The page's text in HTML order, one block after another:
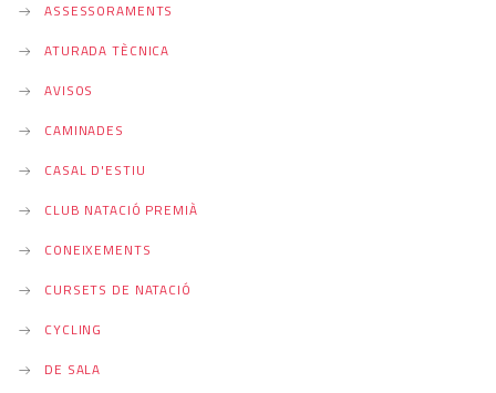
ASSESSORAMENTS
ATURADA TÈCNICA
AVISOS
CAMINADES
CASAL D'ESTIU
CLUB NATACIÓ PREMIÀ
CONEIXEMENTS
CURSETS DE NATACIÓ
CYCLING
DE SALA